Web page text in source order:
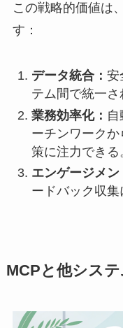
この戦略的価値は
す：
データ統合： 安
テム間で統一さ
業務効率化：
ーチンワーク
策に注力できる
エンゲージメン
ードバック収集
MCPと他シス